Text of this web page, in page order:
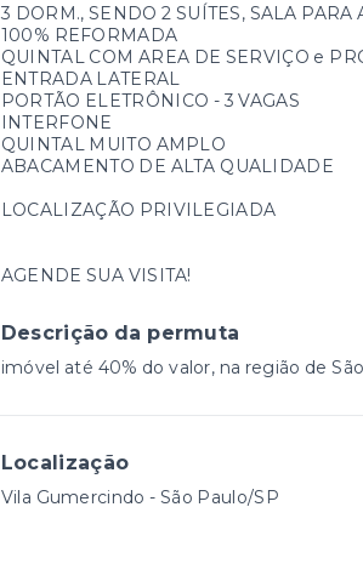
3 DORM., SENDO 2 SUÍTES, SALA PARA
100% REFORMADA
QUINTAL COM AREA DE SERVIÇO e
ENTRADA LATERAL
PORTÃO ELETRÔNICO - 3 VAGAS
INTERFONE
QUINTAL MUITO AMPLO
ABACAMENTO DE ALTA QUALIDADE
LOCALIZAÇÃO PRIVILEGIADA
AGENDE SUA VISITA!
Descrição da permuta
imóvel até 40% do valor, na região de
Localização
Vila Gumercindo - São Paulo/SP